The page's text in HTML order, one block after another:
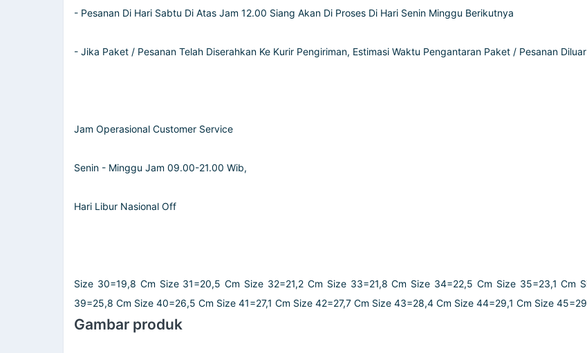
- Pesanan Di Hari Sabtu Di Atas Jam 12.00 Siang Akan Di Proses Di Hari Senin Minggu Berikutnya
- Jika Paket / Pesanan Telah Diserahkan Ke Kurir Pengiriman, Estimasi Waktu Pengantaran Paket / Pesanan
Jam Operasional Customer Service
Senin - Minggu Jam 09.00-21.00 Wib,
Hari Libur Nasional Off
Size 30=19,8 Cm Size 31=20,5 Cm Size 32=21,2 Cm Size 33=21,8 Cm Size 34=22,5 Cm Size 35=23,1 Cm
39=25,8 Cm Size 40=26,5 Cm Size 41=27,1 Cm Size 42=27,7 Cm Size 43=28,4 Cm Size 44=29,1 Cm Size
Gambar produk